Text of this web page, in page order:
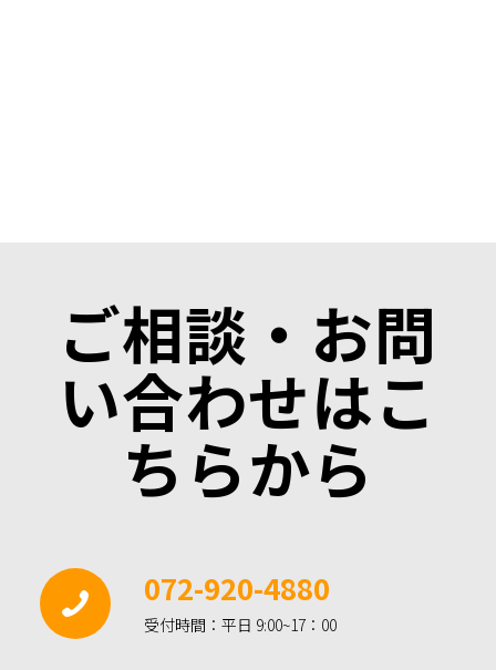
ご相談・お問
い合わせはこ
ちらから
072-920-4880
受付時間：平日 9:00~17：00